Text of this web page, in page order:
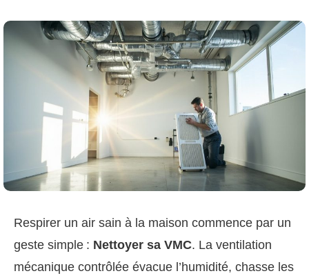
Respirer un air sain à la maison commence par un
geste simple : Nettoyer sa VMC. La ventilation
mécanique contrôlée évacue l’humidité, chasse les